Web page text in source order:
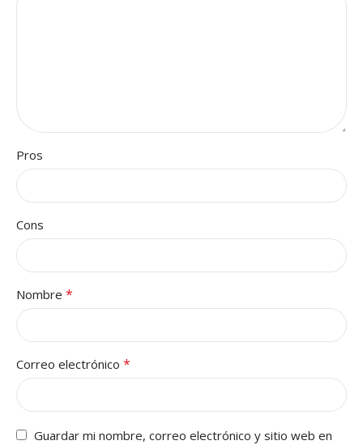
Pros
Cons
Nombre *
Correo electrónico *
Guardar mi nombre, correo electrónico y sitio web en